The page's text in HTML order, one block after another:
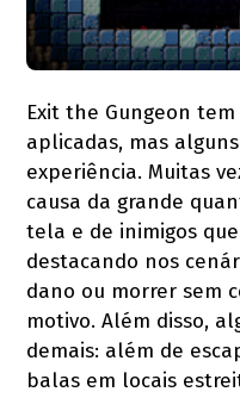
Exit the Gungeon
aplicadas, mas
experiência. Muitas
causa da grande
tela e de inimigos
destacando nos
dano ou morrer sem
motivo. Além disso,
demais: além de
balas em locais